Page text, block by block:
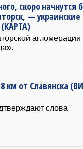
скоро начнутся
— украинские
агломерации
км от Славянска
слова